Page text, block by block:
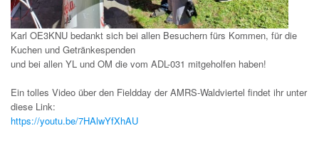
Karl OE3KNU bedankt sich bei allen Besuchern fürs Kommen, für die
Kuchen und Getränkespenden
und bei allen YL und OM die vom ADL-031 mitgeholfen haben!
Ein tolles Video über den Fieldday der AMRS-Waldviertel findet ihr unter
diese Link:
https://youtu.be/7HAlwYfXhAU